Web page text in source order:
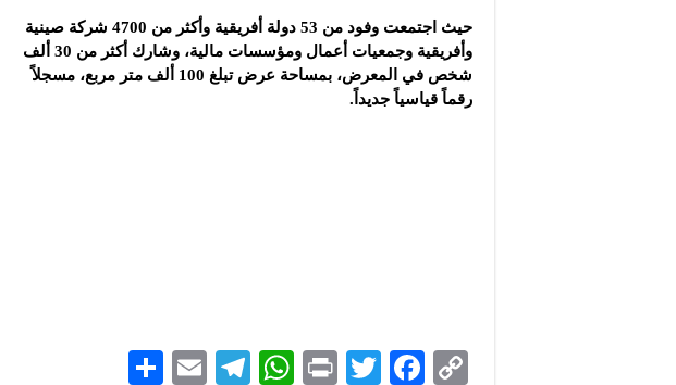
حيث اجتمعت وفود من 53 دولة أفريقية وأكثر من 4700 شركة صينية
وأفريقية وجمعيات أعمال ومؤسسات مالية، وشارك أكثر من 30 ألف
شخص في المعرض، بمساحة عرض تبلغ 100 ألف متر مربع، مسجلاً
رقماً قياسياً جديداً.
C
F
T
P
W
Te
E